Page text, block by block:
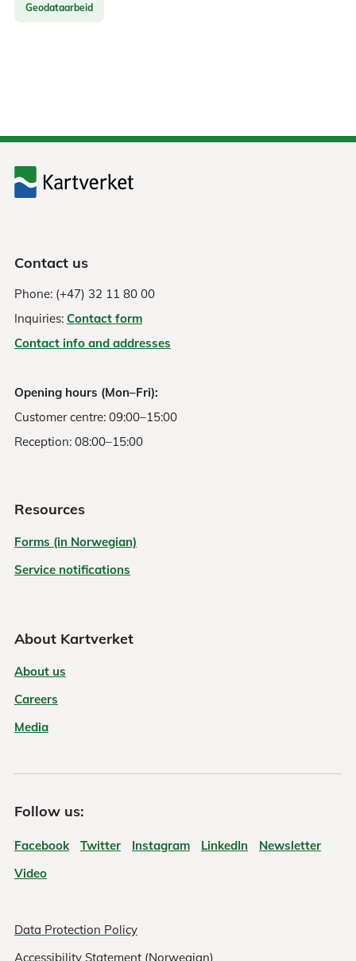
Geodataarbeid
Contact us
Phone: (+47) 32 11 80 00
Inquiries: Contact form
Contact info and addresses
Opening hours (Mon–Fri):
Customer centre: 09:00–15:00
Reception: 08:00–15:00
Resources
Forms (in Norwegian)
Service notifications
About Kartverket
About us
Careers
Media
Follow us:
Facebook Twitter Instagram LinkedIn
Newsletter
Video
Data Protection Policy
Accessibility Statement (Norwegian)